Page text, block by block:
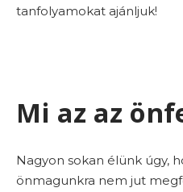
tanfolyamokat ajánljuk!
Mi az az
Nagyon sokan élünk úgy,
önmagunkra nem jut